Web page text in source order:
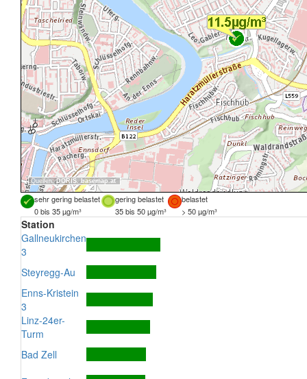
Quellen:DORIS, basemap.at
sehr gering belastet gering belastet
belastet
0 bis 35 µg/m³
35 bis 50 µg/m³ > 50 µg/m³
Station
Gallneukirchen
3
Steyregg-Au
Enns-Kristein
3
Linz-24er-
Turm
Bad Zell